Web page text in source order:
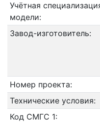
Учётная
модели:
Завод-изготовитель:
Номер проекта:
Технические условия:
Код СМГС 1: